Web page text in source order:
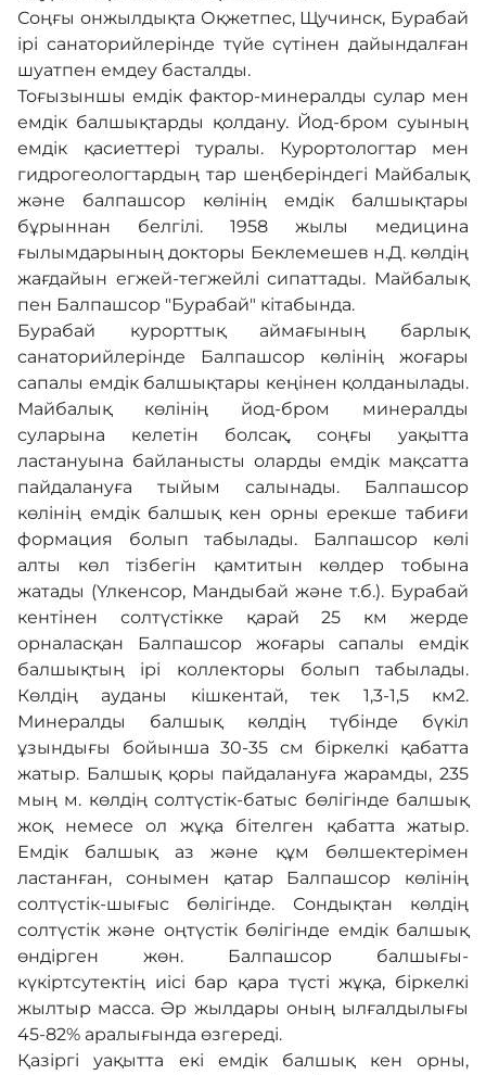
Соңғы онжылдықта Оқжетпес, Щучинск, Бурабай
ірі санаторийлерінде түйе сүтінен дайындалған
шуатпен емдеу басталды.
Тоғызыншы емдік фактор-минералды сулар мен
емдік балшықтарды қолдану. Йод-бром суының
емдік қасиеттері туралы. Курортологтар мен
гидрогеологтардың тар шеңберіндегі Майбалық
және балпашсор көлінің емдік балшықтары
бұрыннан белгілі. 1958 жылы медицина
ғылымдарының докторы Беклемешев н.Д. көлдің
жағдайын егжей-тегжейлі сипаттады. Майбалық
пен Балпашсор "Бурабай" кітабында.
Бурабай курорттық аймағының барлық
санаторийлерінде Балпашсор көлінің жоғары
сапалы емдік балшықтары кеңінен қолданылады.
Майбалық көлінің йод-бром минералды
суларына келетін болсақ, соңғы уақытта
ластануына байланысты оларды емдік мақсатта
пайдалануға тыйым салынады. Балпашсор
көлінің емдік балшық кен орны ерекше табиғи
формация болып табылады. Балпашсор көлі
алты көл тізбегін қамтитын көлдер тобына
жатады (Үлкенсор, Мандыбай және т.б.). Бурабай
кентінен солтүстікке қарай 25 км жерде
орналасқан Балпашсор жоғары сапалы емдік
балшықтың ірі коллекторы болып табылады.
Көлдің ауданы кішкентай, тек 1,3-1,5 км2.
Минералды балшық көлдің түбінде бүкіл
ұзындығы бойынша 30-35 см біркелкі қабатта
жатыр. Балшық қоры пайдалануға жарамды, 235
мың м. көлдің солтүстік-батыс бөлігінде балшық
жоқ немесе ол жұқа бітелген қабатта жатыр.
Емдік балшық аз және құм бөлшектерімен
ластанған, сонымен қатар Балпашсор көлінің
солтүстік-шығыс бөлігінде. Сондықтан көлдің
солтүстік және оңтүстік бөлігінде емдік балшық
өндірген жөн. Балпашсор балшығы-
күкіртсутектің иісі бар қара түсті жұқа, біркелкі
жылтыр масса. Әр жылдары оның ылғалдылығы
45-82% аралығында өзгереді.
Қазіргі уақытта екі емдік балшық кен орны,